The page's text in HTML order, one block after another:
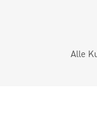
Alle